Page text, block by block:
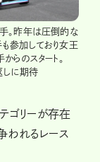
。昨年は圧倒的な
参加しており女王
らのスタート。
しに期待
ゴリーが存在
われるレース